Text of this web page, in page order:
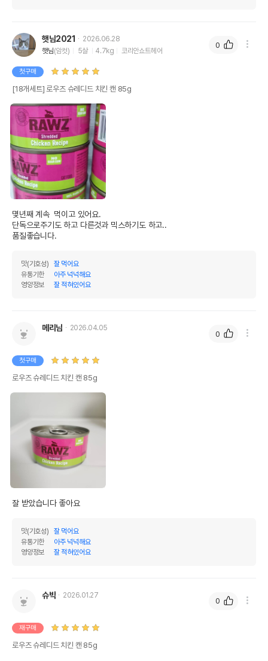
상품 필수 정보
품명 및 모델명
햇님2021
2026.06.28
햇님(암컷) 5살 4.7kg 코리안쇼트헤어
첫구매
[18개세트] 로우즈 슈레디드 치킨 캔 85g
몇년째 계속  먹이고 있어요.
단독으로주기도 하고 다른것과 믹스하기도 하고..
품질좋습니다.
맛(기호성)
잘 먹어요
유통기한
아주 넉넉해요
영양정보
잘 적혀있어요
0
메리님 2026.04.05
첫구매
로우즈 슈레디드 치킨 캔 85g
잘 받았습니다 좋아요
맛(기호성)
잘 먹어요
유통기한
아주 넉넉해요
영양정보
잘 적혀있어요
0
슈박 2026.01.27
재구매
로우즈 슈레디드 치킨 캔 85g
0